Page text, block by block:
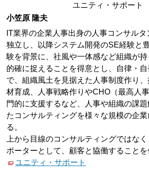
ユニティ・サポート
小笠原 隆夫
IT業界の企業人事出身の人事コンサル
独立し、以降システム開発のSE経験と
験を背景に、社風や一体感など組織が
的確に捉えることを得意とし、自律・
で、組織風土を見据えた人事制度作り
材育成、人事戦略作りやCHO（最高人
門的に支援するなど、人事や組織の課
たコンサルティングを様々な規模の企
る。
上から目線のコンサルティングではな
ポーターとして、顧客と協働することを
ユニティ・サポート